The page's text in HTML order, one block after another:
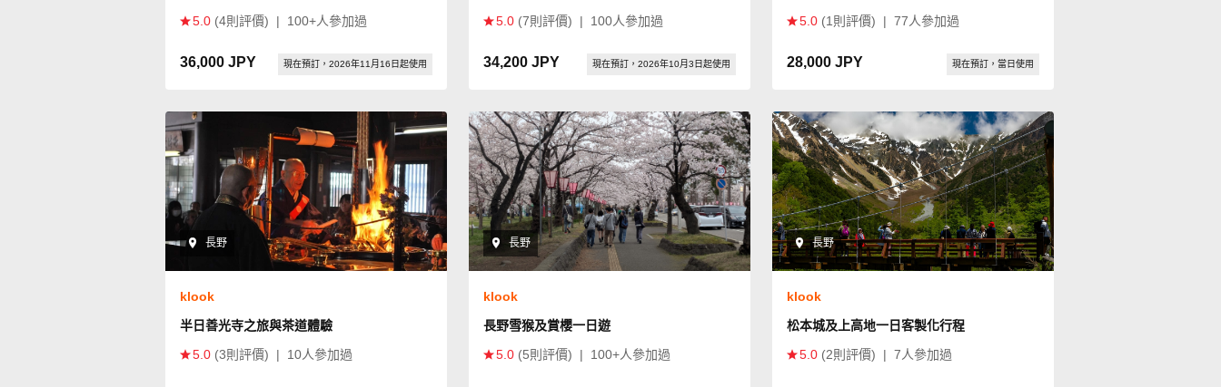
5.0 (4則評價) | 100+人參加過
36,000 JPY 現在預訂，2026年11月16日起使用
5.0 (7則評價) | 100人參加過
34,200 JPY 現在預訂，2026年10月3日起使用
5.0 (1則評價) | 77人參加過
28,000 JPY 現在預訂，當日使用
長野
klook
半日善光寺之旅與茶道體驗
5.0 (3則評價) | 10人參加過
長野
klook
長野雪猴及賞櫻一日遊
5.0 (5則評價) | 100+人參加過
長野
klook
松本城及上高地一日客製化行程
5.0 (2則評價) | 7人參加過